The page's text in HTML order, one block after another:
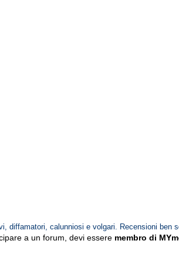
diffamatori, calunniosi e volgari. Recensioni ben
a un forum, devi essere membro di